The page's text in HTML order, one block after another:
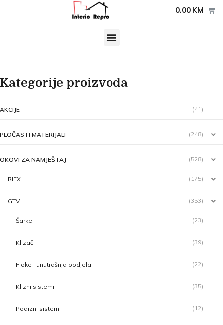
0.00 KM
Kategorije proizvoda
AKCIJE (41)
PLOČASTI MATERIJALI (248)
OKOVI ZA NAMJEŠTAJ (528)
RIEX (175)
GTV (353)
Šarke (23)
Klizači (39)
Fioke i unutrašnja podjela (22)
Klizni sistemi (35)
Podizni sistemi (12)